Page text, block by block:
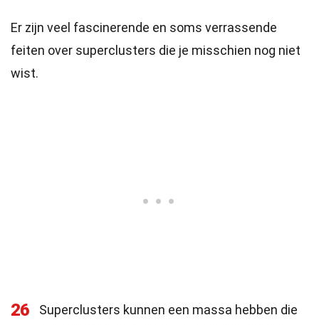
Er zijn veel fascinerende en soms verrassende
feiten over superclusters die je misschien nog niet
wist.
26
Superclusters kunnen een massa hebben die